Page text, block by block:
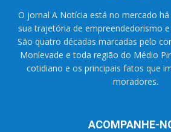
O jornal A Notícia está no mercado
sua trajetória de empreendedorismo
São quatro décadas marcadas pelo
Monlevade e toda região do Médio
cotidiano e os principais fatos que
moradores.
ACOMPANHE-